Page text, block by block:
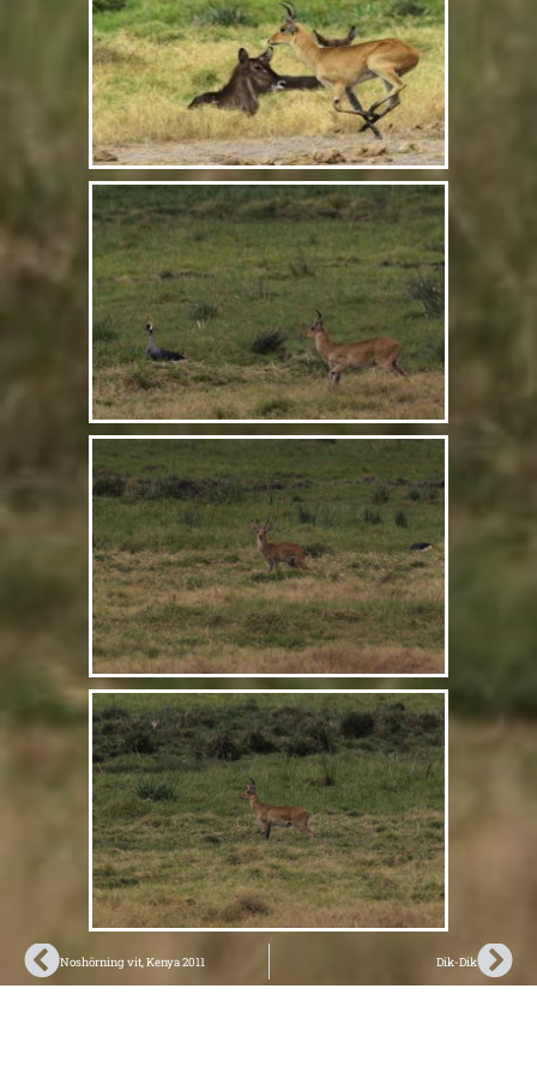
Noshörning vit, Kenya 2011 Dik-Dik